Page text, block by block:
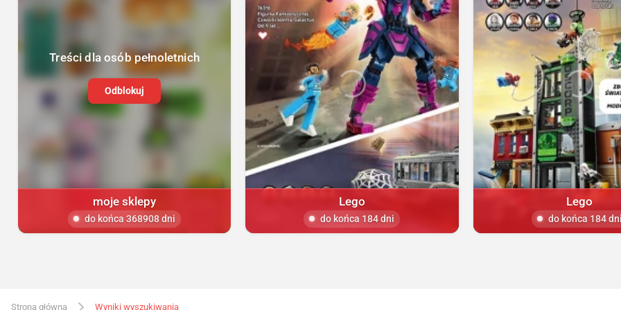
Treści dla osób pełnoletnich
Odblokuj
moje sklepy
do końca 368908 dni
Lego
do końca 184 dni
Lego
do końca 184
Strona główna Wyniki wyszukiwania